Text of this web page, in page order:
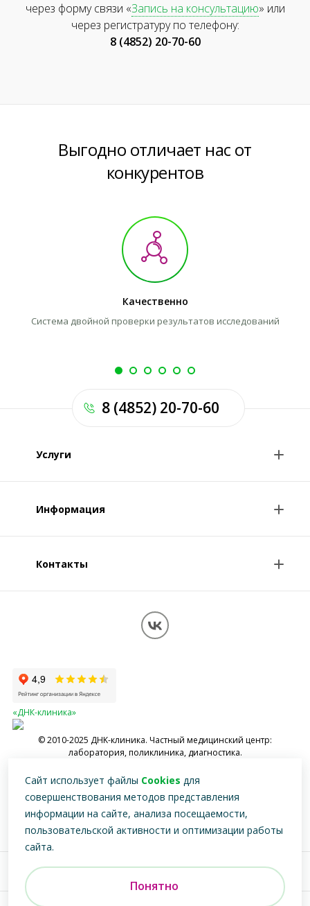
через форму связи «Запись на консультацию» или
через регистратуру по телефону:
8 (4852) 20-70-60
Выгодно отличает нас от
конкурентов
Качественно
Система двойной проверки результатов исследований
Услуги
Консультации врачей
Информация
О клинике
Обработка персональных данных
Контакты
«ДНК-клиника»
© 2010-2025 ДНK-клиника. Частный медицинский центр:
лаборатория, поликлиника, диагностика.
специалистом
8 (4852) 20-70-60
Версия для
Сайт использует файлы Cookies для
совершенствования методов представления
информации на сайте, анализа посещаемости,
пользовательской активности и оптимизации работы
сайта.
Понятно